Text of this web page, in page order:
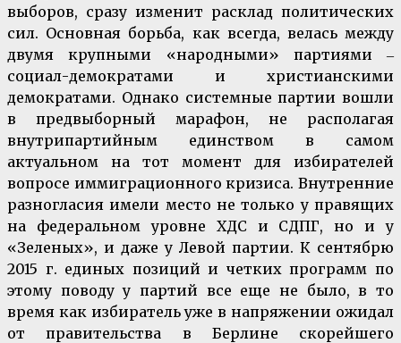
выборов, сразу изменит расклад политических
сил. Основная борьба, как всегда, велась между
двумя крупными «народными» партиями ‒
социал-демократами и христианскими
демократами. Однако системные партии вошли
в предвыборный марафон, не располагая
внутрипартийным единством в самом
актуальном на тот момент для избирателей
вопросе иммиграционного кризиса. Внутренние
разногласия имели место не только у правящих
на федеральном уровне ХДС и СДПГ, но и у
«Зеленых», и даже у Левой партии. К сентябрю
2015 г. единых позиций и четких программ по
этому поводу у партий все еще не было, в то
время как избиратель уже в напряжении ожидал
от правительства в Берлине скорейшего